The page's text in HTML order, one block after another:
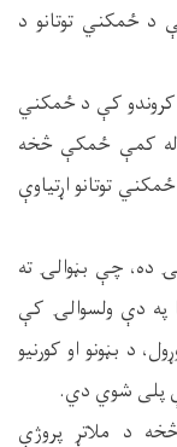
ځمکني توتانو د
کروندو کې د ځمکني
له کمې ځمکې څخه
توتانو اړتیاوې
ده، چې بڼوالۍ ته
په دې ولسوالۍ کې
د بڼونو او کورنیو
پلی شوي دي.
د ملاتړ پروژې